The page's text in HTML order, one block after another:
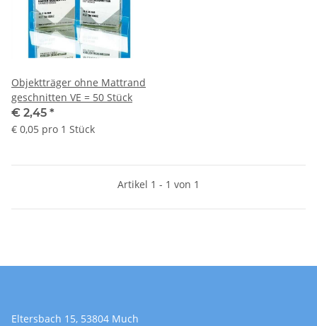
Objektträger ohne Mattrand
geschnitten VE = 50 Stück
€ 2,45 *
€ 0,05 pro 1 Stück
Artikel 1 - 1 von 1
Eltersbach 15, 53804 Much